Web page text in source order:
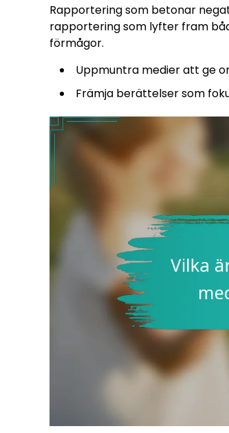
Rapportering som betonar
rapportering som lyfter fram
förmågor.
Uppmuntra medier att ge
Främja berättelser som